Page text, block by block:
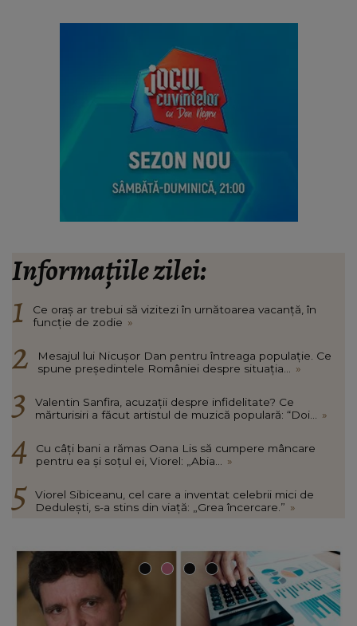
Informațiile zilei:
Ce oraș ar trebui să vizitezi în urnătoarea vacanță, în
funcție de zodie »
Mesajul lui Nicușor Dan pentru întreaga populație. Ce
spune președintele României despre situația...
»
Valentin Sanfira, acuzații despre infidelitate? Ce
mărturisiri a făcut artistul de muzică populară: “Doi...
»
Cu câți bani a rămas Oana Lis să cumpere mâncare
pentru ea și soțul ei, Viorel: „Abia...
»
Viorel Sibiceanu, cel care a inventat celebrii mici de
Dedulești, s-a stins din viață: „Grea încercare.” »